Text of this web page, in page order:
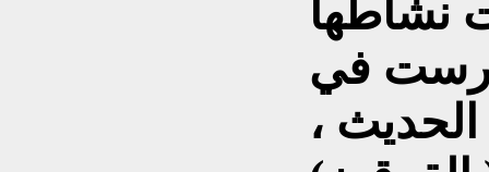
نشاطها
غرست في
،